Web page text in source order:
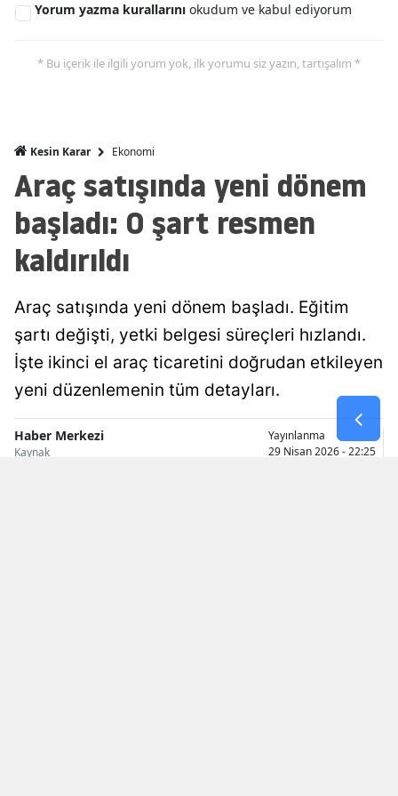
Manisa
Muğla
Ordu
Rize
Sakarya
Samsun
Yorum yazma kurallarını okudum ve kabul ediyorum
* Bu içerik ile ilgili yorum yok, ilk yorumu siz yazın, tartışalım *
Kesin Karar Ekonomi
Araç satışında yeni dönem
başladı: O şart resmen
kaldırıldı
Araç satışında yeni dönem başladı. Eğitim
şartı değişti, yetki belgesi süreçleri hızlandı.
İşte ikinci el araç ticaretini doğrudan etkileyen
yeni düzenlemenin tüm detayları.
Haber Merkezi
Kaynak
Yayınlanma
29 Nisan 2026 - 22:25